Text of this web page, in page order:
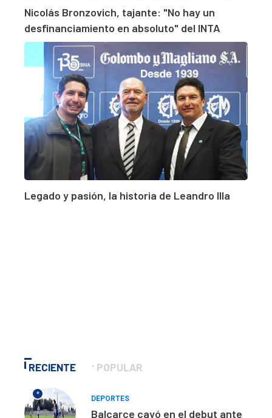
Nicolás Bronzovich, tajante: "No hay un
desfinanciamiento en absoluto" del INTA
Legado y pasión, la historia de Leandro Illa
RECIENTE POPULAR
*
DEPORTES
Balcarce cayó en el debut ante